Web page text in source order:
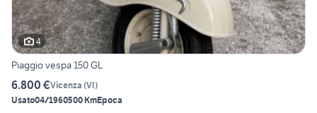
4
Piaggio vespa 150 GL
6.800 €Vicenza (VI)
Usato04/1960500 KmEpoca